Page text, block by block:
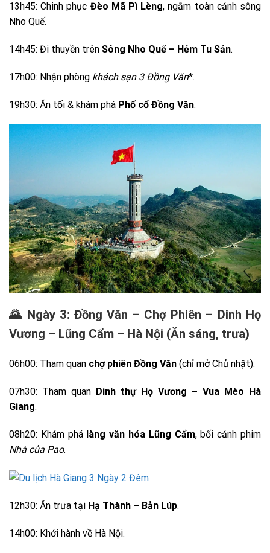
13h45: Chinh phục Đèo Mã Pì Lèng, ngắm toàn cảnh sông
Nho Quế.
14h45: Đi thuyền trên Sông Nho Quế – Hẻm Tu Sản.
17h00: Nhận phòng khách sạn 3 Đồng Văn*.
19h30: Ăn tối & khám phá Phố cổ Đồng Văn.
🌄 Ngày 3: Đồng Văn – Chợ Phiên – Dinh Họ
Vương – Lũng Cẩm – Hà Nội (Ăn sáng, trưa)
06h00: Tham quan chợ phiên Đồng Văn (chỉ mở Chủ nhật).
07h30: Tham quan Dinh thự Họ Vương – Vua Mèo Hà
Giang.
08h20: Khám phá làng văn hóa Lũng Cẩm, bối cảnh phim
Nhà của Pao.
12h30: Ăn trưa tại Hạ Thành – Bản Lúp.
14h00: Khởi hành về Hà Nội.